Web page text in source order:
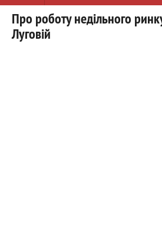
Про роботу недільного
Луговій